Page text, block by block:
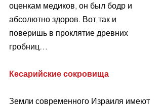
оценкам медиков, он был бодр и
абсолютно здоров. Вот так и
поверишь в проклятие древних
гробниц…
Кесарийские сокровища
Земли современного Израиля имеют